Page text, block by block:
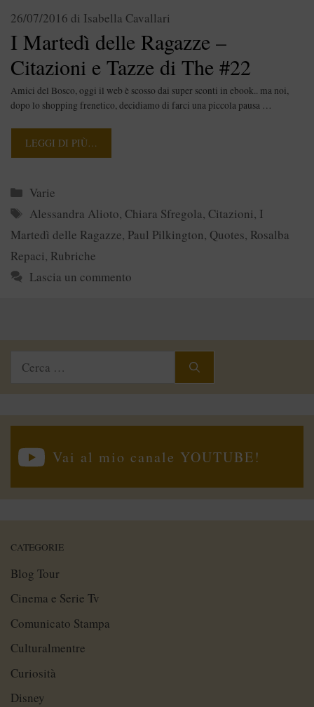
I Martedì delle Ragazze –
Citazioni e Tazze di The #22
26/07/2016 di Isabella Cavallari
Amici del Bosco, oggi il web è scosso dai super sconti in ebook.. ma noi,
dopo lo shopping frenetico, decidiamo di farci una piccola pausa …
LEGGI DI PIÙ…
Categorie
Varie
Tag
Alessandra Alioto,Chiara Sfregola,Citazioni, I
Martedì delle Ragazze, Paul Pilkington, Quotes, Rosalba
Repaci, Rubriche
Lascia un commento
Ricerca
Vai al mio canale YOUTUBE!
CATEGORIE
Blog Tour
Cinema e Serie Tv
Comunicato Stampa
Culturalmentre
Curiosità
Disney